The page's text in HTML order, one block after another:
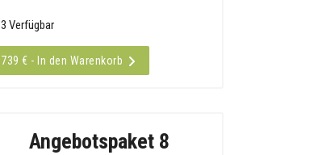
3 Verfügbar
739 € - In den Warenkorb
Angebotspaket 8